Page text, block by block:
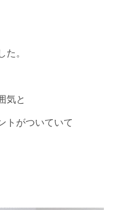
た。
気と
トがついていて